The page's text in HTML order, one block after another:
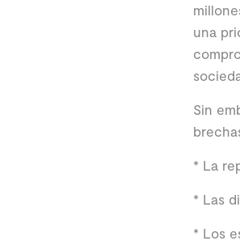
una
Sin
* La
* Las
* Los